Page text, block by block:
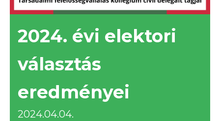
2024. évi elektori
választás
eredményei
2024.04.04.